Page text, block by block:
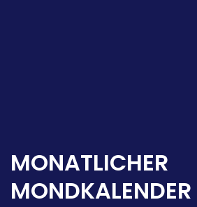
MONATLICHER
MONDKALENDER